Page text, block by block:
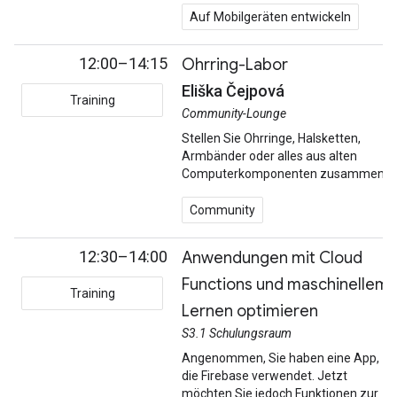
Auf Mobilgeräten entwickeln
12:00–14:15
Training
Ohrring-Labor
Eliška Čejpová
Community-Lounge
Stellen Sie Ohrringe, Halsketten,
Armbänder oder alles aus alten
Computerkomponenten zusammen.
Community
12:30–14:00
Training
Anwendungen mit Cloud
Functions und maschinellem
Lernen optimieren
S3.1 Schulungsraum
Angenommen, Sie haben eine App,
die Firebase verwendet. Jetzt
möchten Sie jedoch Funktionen zur